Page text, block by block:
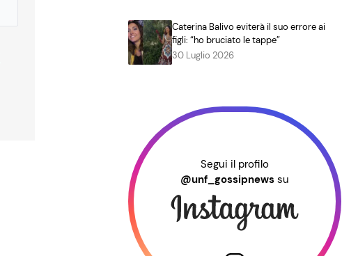
Caterina Balivo eviterà il suo errore ai
figli: “ho bruciato le tappe”
30 Luglio 2026
Segui il profilo
@unf_gossipnews su